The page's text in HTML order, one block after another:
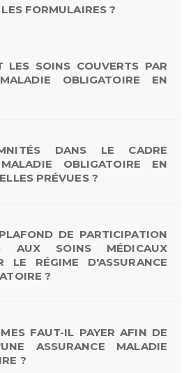
FORMULAIRES ?
LES SOINS COUVERTS PAR
OBLIGATOIRE EN
DANS LE CADRE
OBLIGATOIRE EN
PRÉVUES ?
DE PARTICIPATION
AUX SOINS MÉDICAUX
LE RÉGIME D'ASSURANCE
?
FAUT-IL PAYER AFIN DE
ASSURANCE MALADIE
?